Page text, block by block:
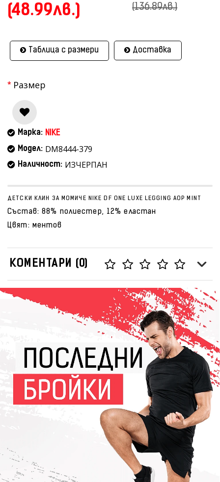
(48.99лв.)
(136.89лв.)
Таблица с размери Доставка
Размер
Марка: NIKE
Модел: DM8444-379
Наличност: ИЗЧЕРПАН
ДЕТСКИ КЛИН ЗА МОМИЧЕ NIKE DF ONE LUXE LEGGING AOP MINT
Състав: 88% полиестер, 12% еластан
Цвят: ментов
КОМЕНТАРИ (0)